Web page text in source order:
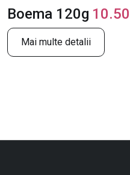
Boema 120g 10.50
Mai multe detalii